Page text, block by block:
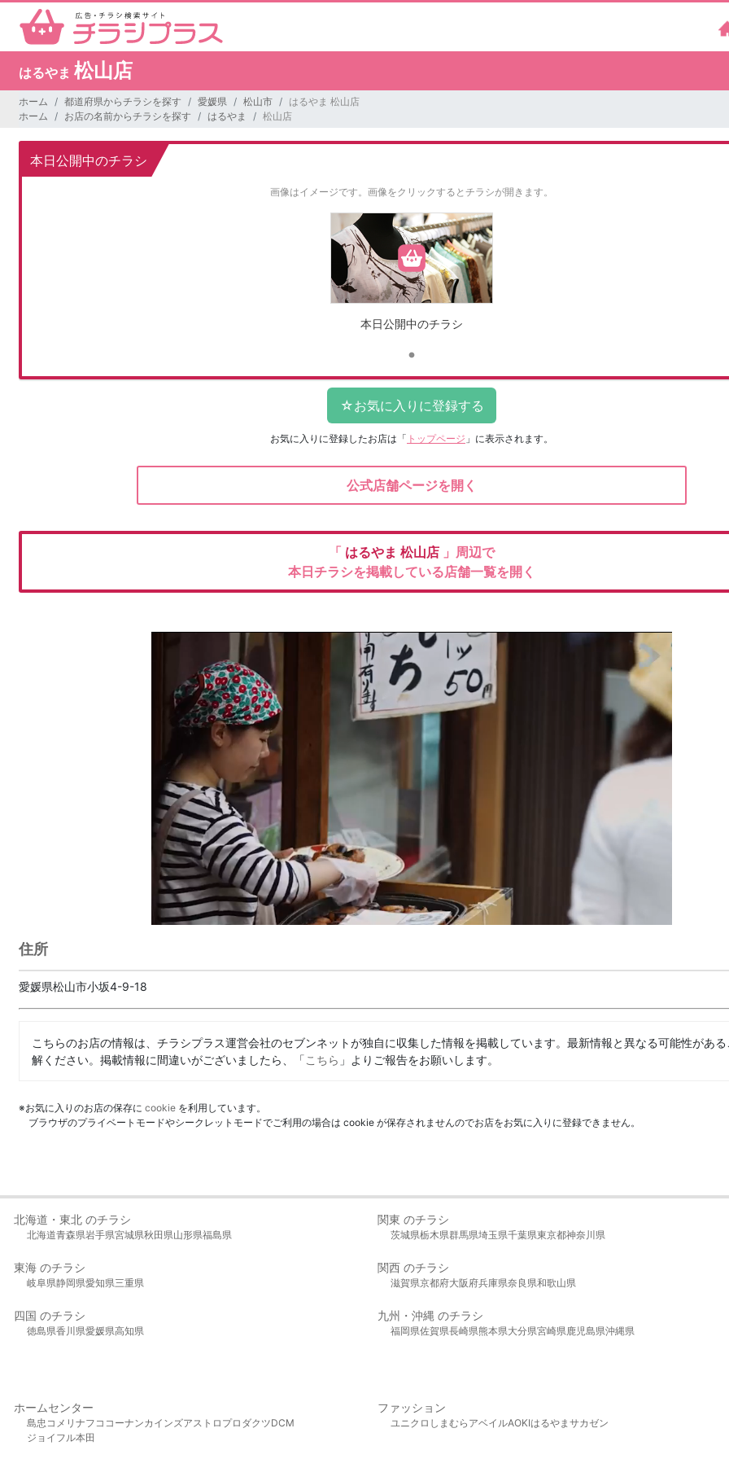
はるやま 松山店
ホーム 都道府県からチラシを探す 愛媛県 松山市
はるやま 松山店
ホーム
お店の名前からチラシを探す はるやま 松山店
本日公開中のチラシ
画像はイメージです。 画像をクリックするとチラシが開きます。
本日公開中のチラシ
お気に入りに登録したお店は 「 トップページ 」に表示されます。
公式店舗ページを開く
「 はるやま 松山店 」周辺で
本日チラシを掲載している店舗一覧を開く
住所
愛媛県松山市小坂4-9-18
こちらのお店の情報は、チラシプラス運営会社のセブンネットが独自に収集した情報を掲載しています。最新情報と異なる可能性があ
解ください。掲載情報に間違いがございましたら、「こちら 」よりご報告をお願いします。
※お気に入りのお店の保存に cookie を利用しています。
ブラウザのプライベートモードやシークレットモードでご利用の場合は cookie が保存されませんのでお店をお気に入りに登録できません。
北海道・東北 のチラシ
北海道青森県岩手県宮城県秋田県山形県福島県
関東 のチラシ
茨城県栃木県群馬県埼玉県千葉県東京都神奈川県
東海 のチラシ
岐阜県静岡県愛知県三重県
関西 のチラシ
滋賀県京都府大阪府兵庫県奈良県和歌山県
四国 のチラシ
徳島県香川県愛媛県高知県
九州・沖縄 のチラシ
福岡県佐賀県長崎県熊本県大分県宮崎県鹿児島県沖縄県
ホームセンター
島忠 コメリ ナフコ コーナンカインズアストロプロダクツDCM
ジョイフル本田
ファッション
ユニクロ しまむら アベイルAOKIはるやま サカゼン